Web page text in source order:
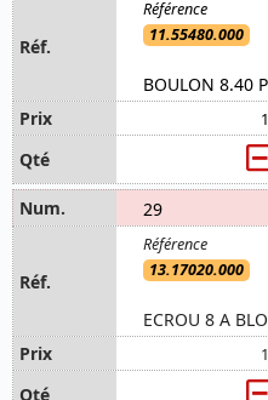
11.55480.000
BOULON 8.40
29
13.17020.000
ECROU 8 A